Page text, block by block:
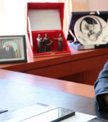
SAĞLIK
SİYASET
GÜNCEL